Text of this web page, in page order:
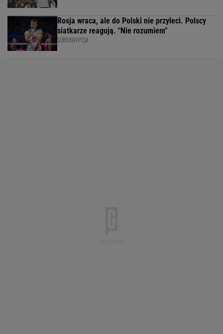
Rosja wraca, ale do Polski nie przyleci. Polscy
siatkarze reagują. "Nie rozumiem"
SUBSKRYPCJA